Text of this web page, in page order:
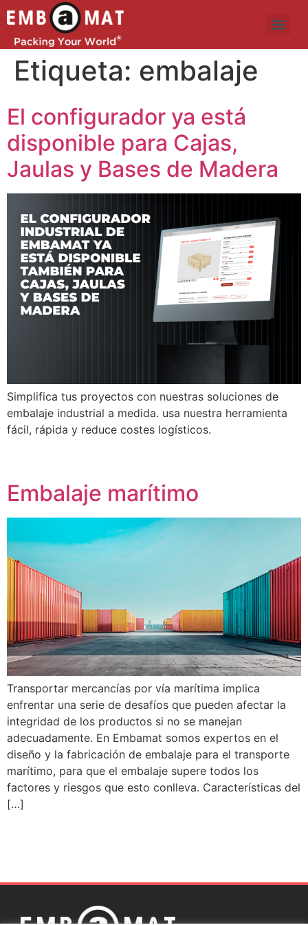
Etiqueta: embalaje
El configurador ya está
disponible para Cajas,
Jaulas y Bases de Madera
Simplifica tus proyectos con nuestras soluciones de
embalaje industrial a medida. usa nuestra herramienta
fácil, rápida y reduce costes logísticos.
Embalaje marítimo
Transportar mercancías por vía marítima implica
enfrentar una serie de desafíos que pueden afectar la
integridad de los productos si no se manejan
adecuadamente. En Embamat somos expertos en el
diseño y la fabricación de embalaje para el transporte
marítimo, para que el embalaje supere todos los
factores y riesgos que esto conlleva. Características del
[…]